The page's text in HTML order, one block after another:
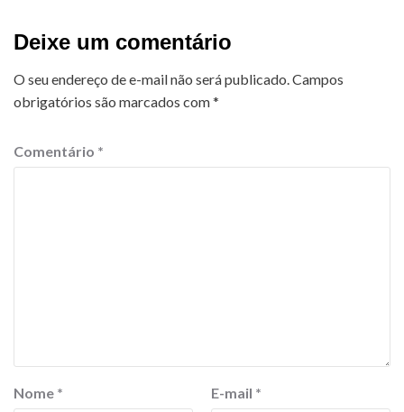
Deixe um comentário
O seu endereço de e-mail não será publicado.Campos
obrigatórios são marcados com*
Comentário *
Nome * E-mail *